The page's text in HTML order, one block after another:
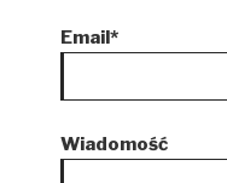
Email*
Wiadomość